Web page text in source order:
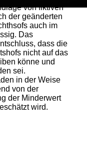
von fiktiven
der geänderten
auch im
Das
dass die
nicht auf das
könne und
sei.
in der Weise
von der
der Minderwert
wird.